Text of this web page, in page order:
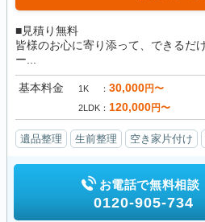
■見積り無料
皆様のお心に寄り添って、できるだ
ー...
基本料金 1K 30,000円〜
2LDK 120,000円〜
遺品整理 生前整理 空き家片付け
お電話で無料相談
0120-905-734